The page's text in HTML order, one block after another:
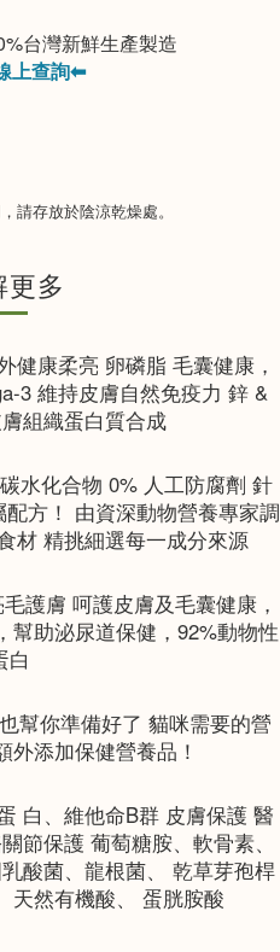
台灣新鮮生產製造
上查詢⬅
請存放於陰涼乾燥處。
更多